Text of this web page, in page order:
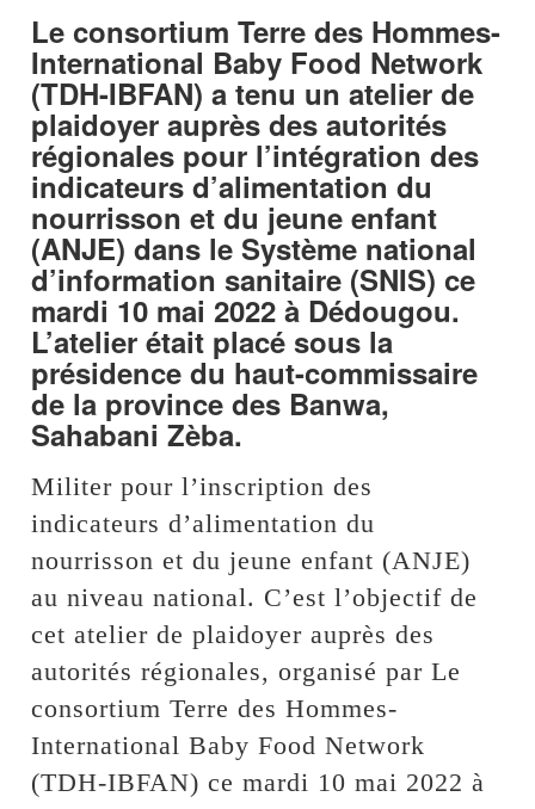
Le consortium Terre des Hommes-
International Baby Food Network
(TDH-IBFAN) a tenu un atelier de
plaidoyer auprès des autorités
régionales pour l’intégration des
indicateurs d’alimentation du
nourrisson et du jeune enfant
(ANJE) dans le Système national
d’information sanitaire (SNIS) ce
mardi 10 mai 2022 à Dédougou.
L’atelier était placé sous la
présidence du haut-commissaire
de la province des Banwa,
Sahabani Zèba.
Militer pour l’inscription des
indicateurs d’alimentation du
nourrisson et du jeune enfant (ANJE)
au niveau national. C’est l’objectif de
cet atelier de plaidoyer auprès des
autorités régionales, organisé par Le
consortium Terre des Hommes-
International Baby Food Network
(TDH-IBFAN) ce mardi 10 mai 2022 à